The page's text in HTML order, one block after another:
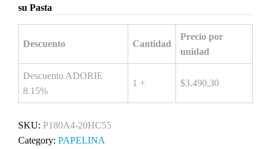
su Pasta
Descuento Cantidad
Precio por
unidad
Descuento ADORIE
8.15%
1 + $3.490,30
SKU: P180A4-20HC55
Category: PAPELINA